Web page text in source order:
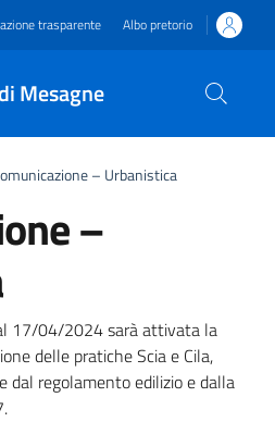
trasparente Albo pretorio
Mesagne
– Urbanistica
–
17/04/2024 sarà attivata la
delle pratiche Scia e Cila,
dal regolamento edilizio e dalla